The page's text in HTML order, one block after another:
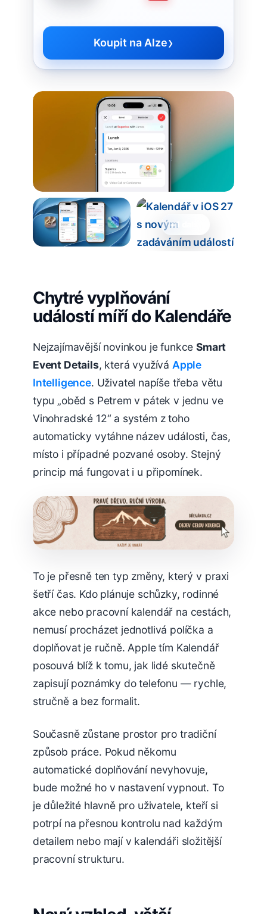
Koupit na Alze›
+1 další
Chytré vyplňování
událostí míří do Kalendáře
Nejzajímavější novinkou je funkceSmart
Event Details, která využívá Apple
Intelligence. Uživatel napíše třeba větu
typu „oběd s Petrem v pátek v jednu ve
Vinohradské 12“ a systém z toho
automaticky vytáhne název události, čas,
místo i případné pozvané osoby. Stejný
princip má fungovat i u připomínek.
To je přesně ten typ změny, který v praxi
šetří čas. Kdo plánuje schůzky, rodinné
akce nebo pracovní kalendář na cestách,
nemusí procházet jednotlivá políčka a
doplňovat je ručně. Apple tím Kalendář
posouvá blíž k tomu, jak lidé skutečně
zapisují poznámky do telefonu — rychle,
stručně a bez formalit.
Současně zůstane prostor pro tradiční
způsob práce. Pokud někomu
automatické doplňování nevyhovuje,
bude možné ho v nastavení vypnout. To
je důležité hlavně pro uživatele, kteří si
potrpí na přesnou kontrolu nad každým
detailem nebo mají v kalendáři složitější
pracovní strukturu.